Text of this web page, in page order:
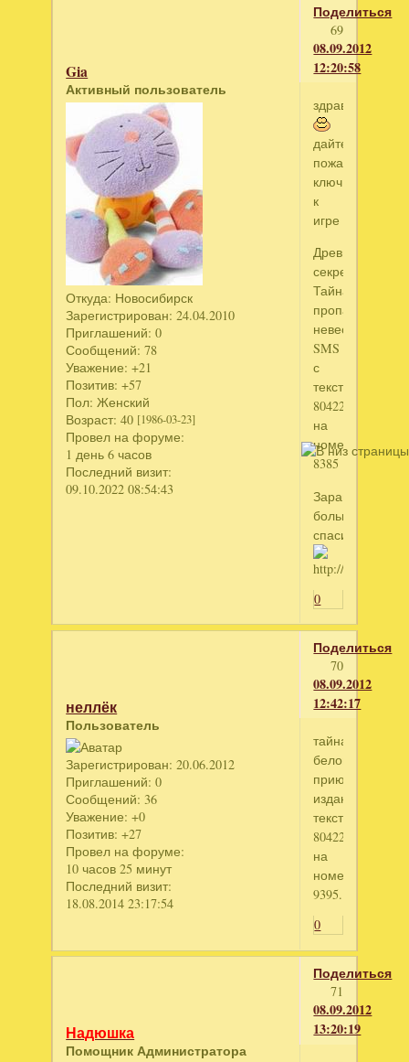
Поделиться
69
08.09.2012
12:20:58
Gia
Активный пользователь
Откуда: Новосибирск
Зарегистрирован: 24.04.2010
Приглашений: 0
Сообщений: 78
Уважение: +21
Позитив: +57
Пол: Женский
Возраст: 40 [1986-03-23]
Провел на форуме:
1 день 6 часов
Последний визит:
09.10.2022 08:54:43
здравствуйте
дайте,
пожалуйста,
ключ
к
игре
Древние
секреты.
Тайна
пропавшей
невесты
SMS
с
текстом
804226381
на
номер
8385
Заранее
большое
спасибо
0
Поделиться
70
08.09.2012
12:42:17
неллёк
Пользователь
Зарегистрирован: 20.06.2012
Приглашений: 0
Сообщений: 36
Уважение: +0
Позитив: +27
Провел на форуме:
10 часов 25 минут
Последний визит:
18.08.2014 23:17:54
тайна
белого
издание
текстом
804226439
на
номер
9395.
0
Поделиться
71
08.09.2012
13:20:19
Надюшка
Помощник Администратора